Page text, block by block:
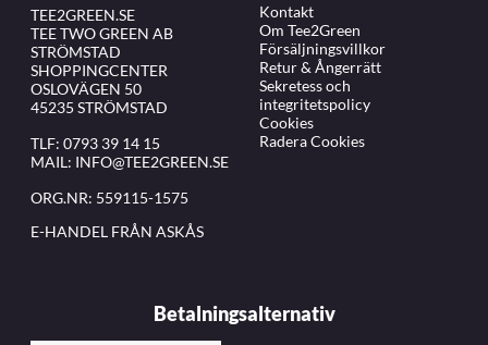
TEE2GREEN.SE
TEE TWO GREEN AB
STRÖMSTAD
SHOPPINGCENTER
OSLOVÄGEN 50
45235 STRÖMSTAD
TLF: 0793 39 14 15
MAIL: INFO@TEE2GREEN.SE
ORG.NR: 559115-1575
E-HANDEL FRÅN ASKÅS
Kontakt
Om Tee2Green
Försäljningsvillkor
Retur & Ångerrätt
Sekretess och
integritetspolicy
Cookies
Radera Cookies
Betalningsalternativ